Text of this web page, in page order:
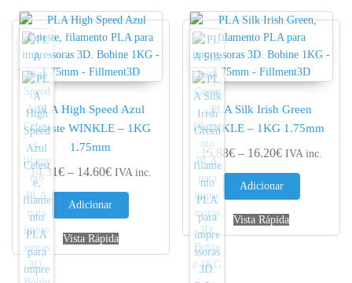
PLA High Speed Azul
Celeste WINKLE – 1KG
1.75mm
14.31€ – 14.60€Price range: 14.31€ through 14.60€
IVA inc.
Adicionar
Vista Rápida
PLA Silk Irish Green
WINKLE – 1KG 1.75mm
15.88€ – 16.20€Price range:
IVA inc.
Adicionar
Vista Rápida